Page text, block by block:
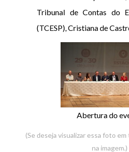
Tribunal de Contas do
(TCESP), Cristiana de
Abertura do
(Se deseja visualizar essa foto
na imagem.)